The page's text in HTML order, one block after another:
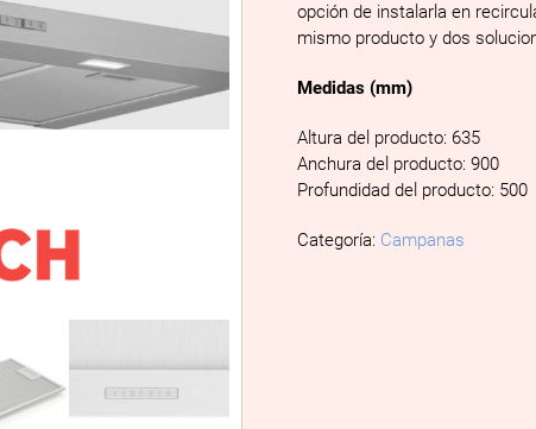
opción de instalarla en
mismo producto y dos
Medidas (mm)
Altura del producto: 635
Anchura del producto: 900
Profundidad del producto: 500
Categoría: Campanas